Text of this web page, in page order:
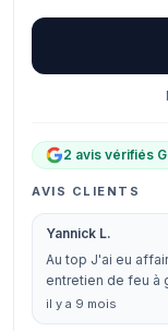
2 avis vérifiés
AVIS CLIENTS
Yannick L.
Au top J'ai eu
entretien de feu à
il y a 9 mois